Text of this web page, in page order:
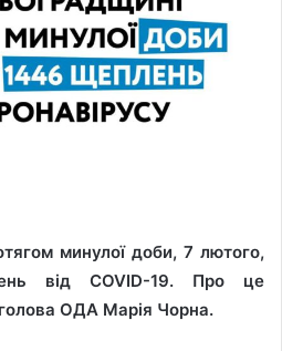
минулої доби, 7 лютого,
від COVID-19. Про це
ОДА Марія Чорна.